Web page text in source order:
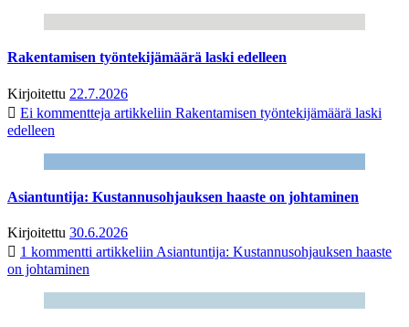
Rakentamisen työntekijämäärä laski edelleen
Kirjoitettu 22.7.2026
Ei kommentteja artikkeliin Rakentamisen työntekijämäärä laski
edelleen
Asiantuntija: Kustannusohjauksen haaste on johtaminen
Kirjoitettu 30.6.2026
1 kommentti artikkeliin Asiantuntija: Kustannusohjauksen haaste
on johtaminen